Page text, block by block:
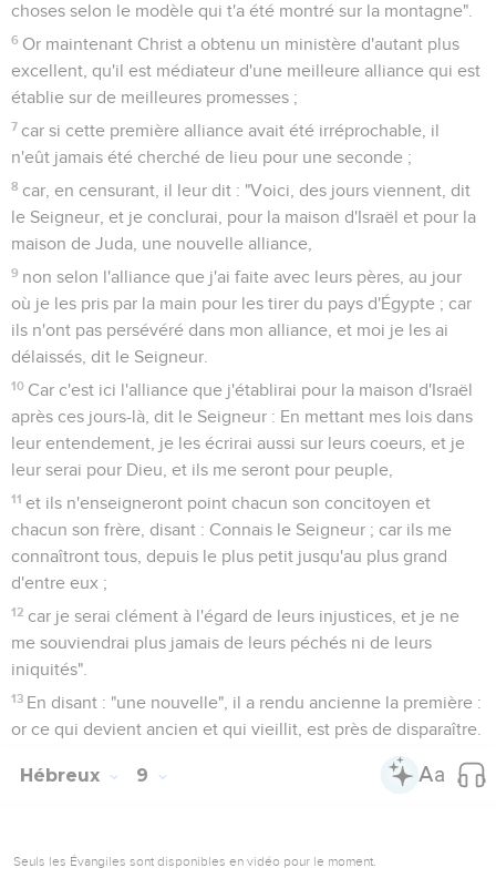
choses selon le modèle qui t'a été montré sur la montagne".
6 Or maintenant Christ a obtenu un ministère d'autant plus
excellent, qu'il est médiateur d'une meilleure alliance qui est
établie sur de meilleures promesses ;
7 car si cette première alliance avait été irréprochable, il
n'eût jamais été cherché de lieu pour une seconde ;
8 car, en censurant, il leur dit : "Voici, des jours viennent, dit
le Seigneur, et je conclurai, pour la maison d'Israël et pour la
maison de Juda, une nouvelle alliance,
9 non selon l'alliance que j'ai faite avec leurs pères, au jour
où je les pris par la main pour les tirer du pays d'Égypte ; car
ils n'ont pas persévéré dans mon alliance, et moi je les ai
délaissés, dit le Seigneur.
10 Car c'est ici l'alliance que j'établirai pour la maison d'Israël
après ces jours-là, dit le Seigneur : En mettant mes lois dans
leur entendement, je les écrirai aussi sur leurs coeurs, et je
leur serai pour Dieu, et ils me seront pour peuple,
11 et ils n'enseigneront point chacun son concitoyen et
chacun son frère, disant : Connais le Seigneur ; car ils me
connaîtront tous, depuis le plus petit jusqu'au plus grand
d'entre eux ;
12 car je serai clément à l'égard de leurs injustices, et je ne
me souviendrai plus jamais de leurs péchés ni de leurs
iniquités".
13 En disant : "une nouvelle", il a rendu ancienne la première :
or ce qui devient ancien et qui vieillit, est près de disparaître.
Hébreux 9
Seuls les Évangiles sont disponibles en vidéo pour le moment.